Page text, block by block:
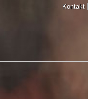
Kontakt